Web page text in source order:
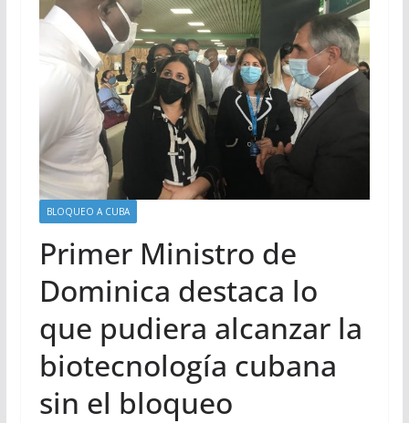
BLOQUEO A CUBA
Primer Ministro de
Dominica destaca lo
que pudiera alcanzar la
biotecnología cubana
sin el bloqueo